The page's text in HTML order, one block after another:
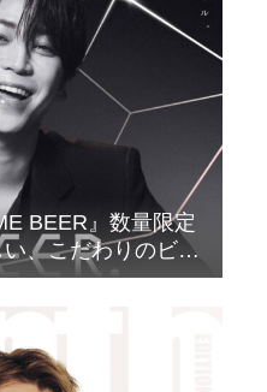
BEER』数量限定
、こだわりのビー